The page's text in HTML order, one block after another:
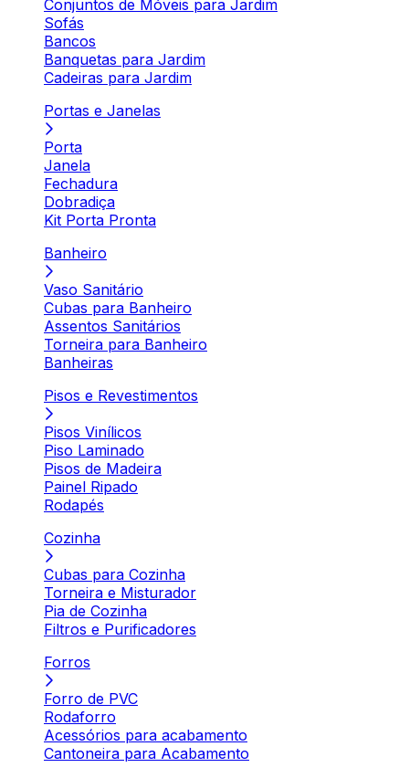
Conjuntos de Móveis para Jardim
Sofás
Bancos
Banquetas para Jardim
Cadeiras para Jardim
Portas e Janelas
Porta
Janela
Fechadura
Dobradiça
Kit Porta Pronta
Banheiro
Vaso Sanitário
Cubas para Banheiro
Assentos Sanitários
Torneira para Banheiro
Banheiras
Pisos e Revestimentos
Pisos Vinílicos
Piso Laminado
Pisos de Madeira
Painel Ripado
Rodapés
Cozinha
Cubas para Cozinha
Torneira e Misturador
Pia de Cozinha
Filtros e Purificadores
Forros
Forro de PVC
Rodaforro
Acessórios para acabamento
Cantoneira para Acabamento